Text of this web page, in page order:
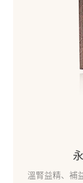
溫腎益精、補